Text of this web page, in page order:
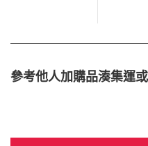
參考他人加購品湊集運